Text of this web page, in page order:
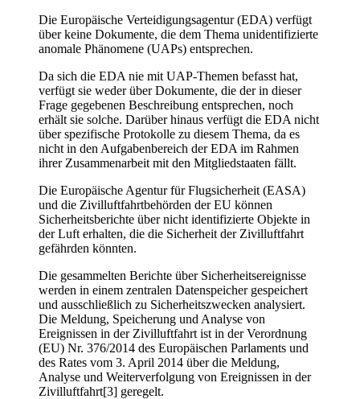
Die Europäische Verteidigungsagentur (EDA) verfügt
über keine Dokumente, die dem Thema unidentifizierte
anomale Phänomene (UAPs) entsprechen.
Da sich die EDA nie mit UAP-Themen befasst hat,
verfügt sie weder über Dokumente, die der in dieser
Frage gegebenen Beschreibung entsprechen, noch
erhält sie solche. Darüber hinaus verfügt die EDA nicht
über spezifische Protokolle zu diesem Thema, da es
nicht in den Aufgabenbereich der EDA im Rahmen
ihrer Zusammenarbeit mit den Mitgliedstaaten fällt.
Die Europäische Agentur für Flugsicherheit (EASA)
und die Zivilluftfahrtbehörden der EU können
Sicherheitsberichte über nicht identifizierte Objekte in
der Luft erhalten, die die Sicherheit der Zivilluftfahrt
gefährden könnten.
Die gesammelten Berichte über Sicherheitsereignisse
werden in einem zentralen Datenspeicher gespeichert
und ausschließlich zu Sicherheitszwecken analysiert.
Die Meldung, Speicherung und Analyse von
Ereignissen in der Zivilluftfahrt ist in der Verordnung
(EU) Nr. 376/2014 des Europäischen Parlaments und
des Rates vom 3. April 2014 über die Meldung,
Analyse und Weiterverfolgung von Ereignissen in der
Zivilluftfahrt[3] geregelt.